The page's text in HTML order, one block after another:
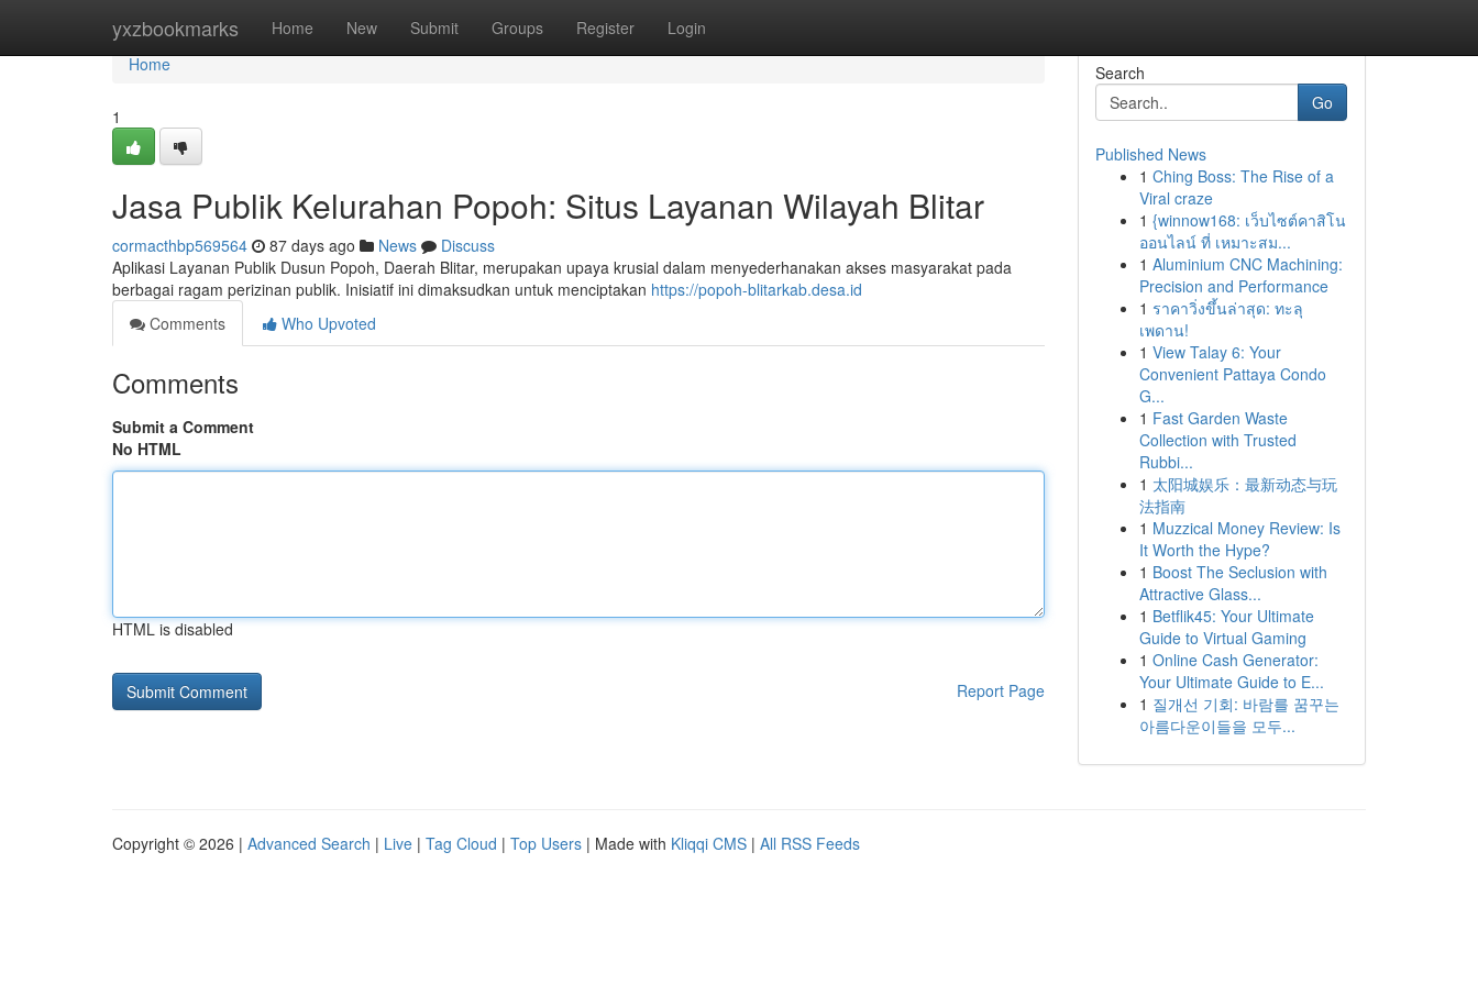
yxzbookmarks Home New Submit Groups Register Login
Home
Home
1
Jasa Publik Kelurahan Popoh: Situs Layanan Wilayah Blitar
cormacthbp569564 87 days ago News
Discuss
Aplikasi Layanan Publik Dusun Popoh, Daerah Blitar, merupakan upaya krusial dalam menyederhanakan akses masyarakat pada
berbagai ragam perizinan publik. Inisiatif ini dimaksudkan untuk menciptakan https://popoh-blitarkab.desa.id
Comments
Who Upvoted
Comments
Submit a Comment
No HTML
HTML is disabled
Report Page
Search
Go
Published News
1 Ching Boss: The Rise of a
Viral craze
1 {winnow168: เว็บไซต์คาสิโน
ออนไลน์ ที่ เหมาะสม...
1 Aluminium CNC Machining:
Precision and Performance
1 ราคาวิ่งขึ้นล่าสุด: ทะลุ
เพดาน!
1 View Talay 6: Your
Convenient Pattaya Condo
G...
1 Fast Garden Waste
Collection with Trusted
Rubbi...
1 太阳城娱乐：最新动态与玩
法指南
1 Muzzical Money Review: Is
It Worth the Hype?
1 Boost The Seclusion with
Attractive Glass...
1 Betflik45: Your Ultimate
Guide to Virtual Gaming
1 Online Cash Generator:
Your Ultimate Guide to E...
1 질개선 기회: 바람를 꿈꾸는
아름다운이들을 모두...
Copyright © 2026 | Advanced Search | Live | Tag Cloud | Top Users | Made with Kliqqi CMS | All RSS Feeds